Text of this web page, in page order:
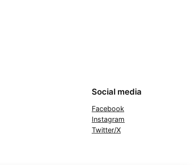
Social media
Facebook
Instagram
Twitter/X